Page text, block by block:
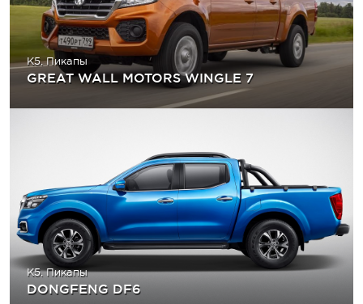
K5. Пикапы
GREAT WALL MOTORS WINGLE 7
K5. Пикапы
DONGFENG DF6